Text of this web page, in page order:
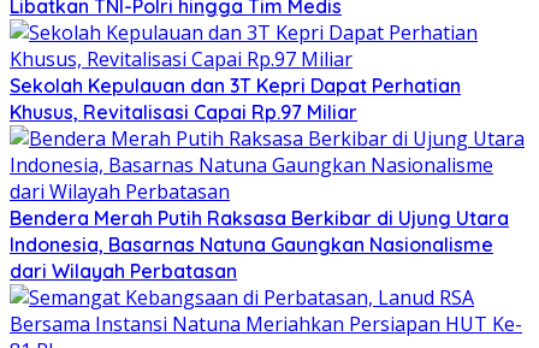
Libatkan TNI-Polri hingga Tim Medis
Sekolah Kepulauan dan 3T Kepri Dapat Perhatian
Khusus, Revitalisasi Capai Rp.97 Miliar
Bendera Merah Putih Raksasa Berkibar di Ujung Utara
Indonesia, Basarnas Natuna Gaungkan Nasionalisme
dari Wilayah Perbatasan